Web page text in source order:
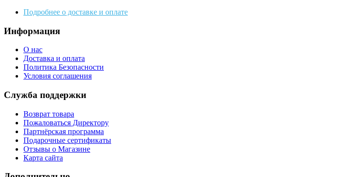
Подробнее о доставке и оплате
Информация
О нас
Доставка и оплата
Политика Безопасности
Условия соглашения
Служба поддержки
Возврат товара
Пожаловаться Директору
Партнёрская программа
Подарочные сертификаты
Отзывы о Магазине
Карта сайта